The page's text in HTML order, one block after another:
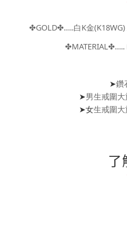
✤GOLD✤…..白 K金
✤MATERIAL✤…..
➤鑽
➤男生戒圍
➤女生戒圍大
了